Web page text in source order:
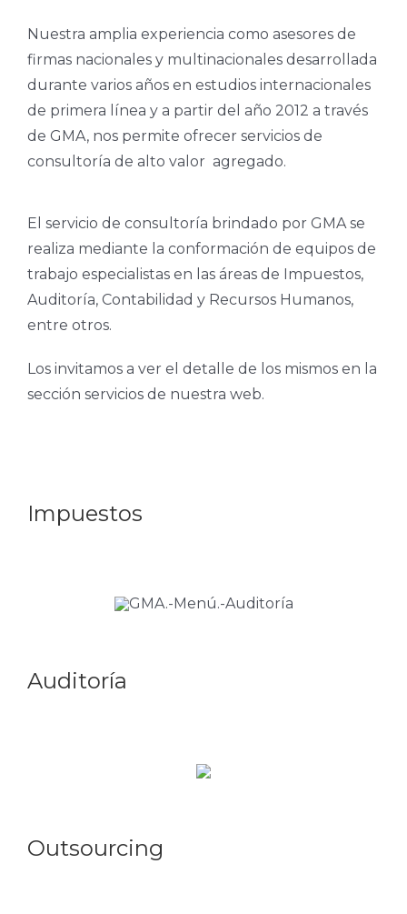
Nuestra amplia experiencia como asesores de
firmas nacionales y multinacionales desarrollada
durante varios años en estudios internacionales
de primera línea y a partir del año 2012 a través
de GMA, nos permite ofrecer servicios de
consultoría de alto valor agregado.
El servicio de consultoría brindado por GMA se
realiza mediante la conformación de equipos de
trabajo especialistas en las áreas de Impuestos,
Auditoría, Contabilidad y Recursos Humanos,
entre otros.
Los invitamos a ver el detalle de los mismos en la
sección servicios de nuestra web.
Impuestos
Auditoría
Outsourcing